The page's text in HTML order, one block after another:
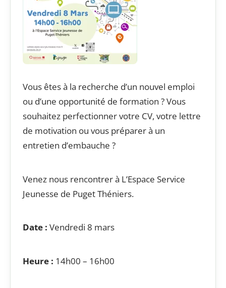
Vous êtes à la recherche d’un nouvel emploi
ou d’une opportunité de formation ? Vous
souhaitez perfectionner votre CV, votre lettre
de motivation ou vous préparer à un
entretien d’embauche ?
Venez nous rencontrer à L’Espace Service
Jeunesse de Puget Théniers.
Date : Vendredi 8 mars
Heure : 14h00 – 16h00